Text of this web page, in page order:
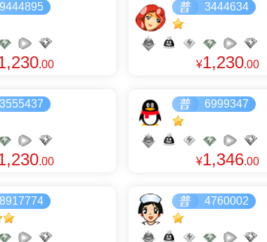
9444895
.00
3444634
¥1,230.00
3555437
.00
6999347
¥1,346.00
8917774 4760002